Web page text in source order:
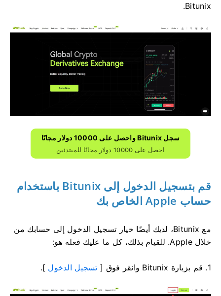
Bitunix.
سجل Bitunix واحصل على 10000 دولار مجانًا
احصل على 10000 دولار مجانًا للمبتدئين
قم بتسجيل الدخول إلى Bitunix باستخدام
حساب Apple الخاص بك
مع Bitunix، لديك أيضًا خيار تسجيل الدخول إلى حسابك من
خلال Apple.
للقيام بذلك، كل ما عليك فعله هو:
1. قم بزيارة Bitunix وانقر فوق [ تسجيل الدخول ].